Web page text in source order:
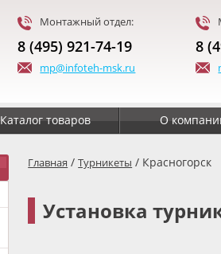
Монтажный отдел:
8 (495) 921-74-19
mp@infoteh-msk.ru
8
Каталог товаров О
Главная /Турникеты / Красногорск
Установка